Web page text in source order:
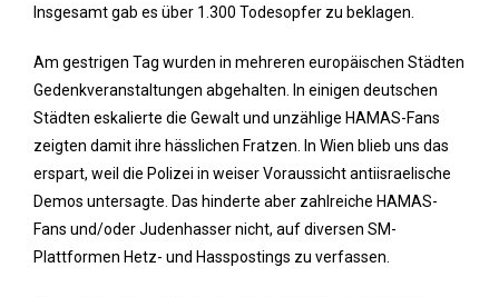
Insgesamt gab es über 1.300 Todesopfer zu beklagen.
Am gestrigen Tag wurden in mehreren europäischen Städten
Gedenkveranstaltungen abgehalten. In einigen deutschen
Städten eskalierte die Gewalt und unzählige HAMAS-Fans
zeigten damit ihre hässlichen Fratzen. In Wien blieb uns das
erspart, weil die Polizei in weiser Voraussicht antiisraelische
Demos untersagte. Das hinderte aber zahlreiche HAMAS-
Fans und/oder Judenhasser nicht, auf diversen SM-
Plattformen Hetz- und Hasspostings zu verfassen.